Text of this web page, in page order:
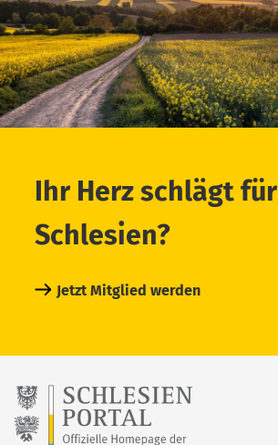
Ihr Herz schlägt für
Schlesien?
Jetzt Mitglied werden